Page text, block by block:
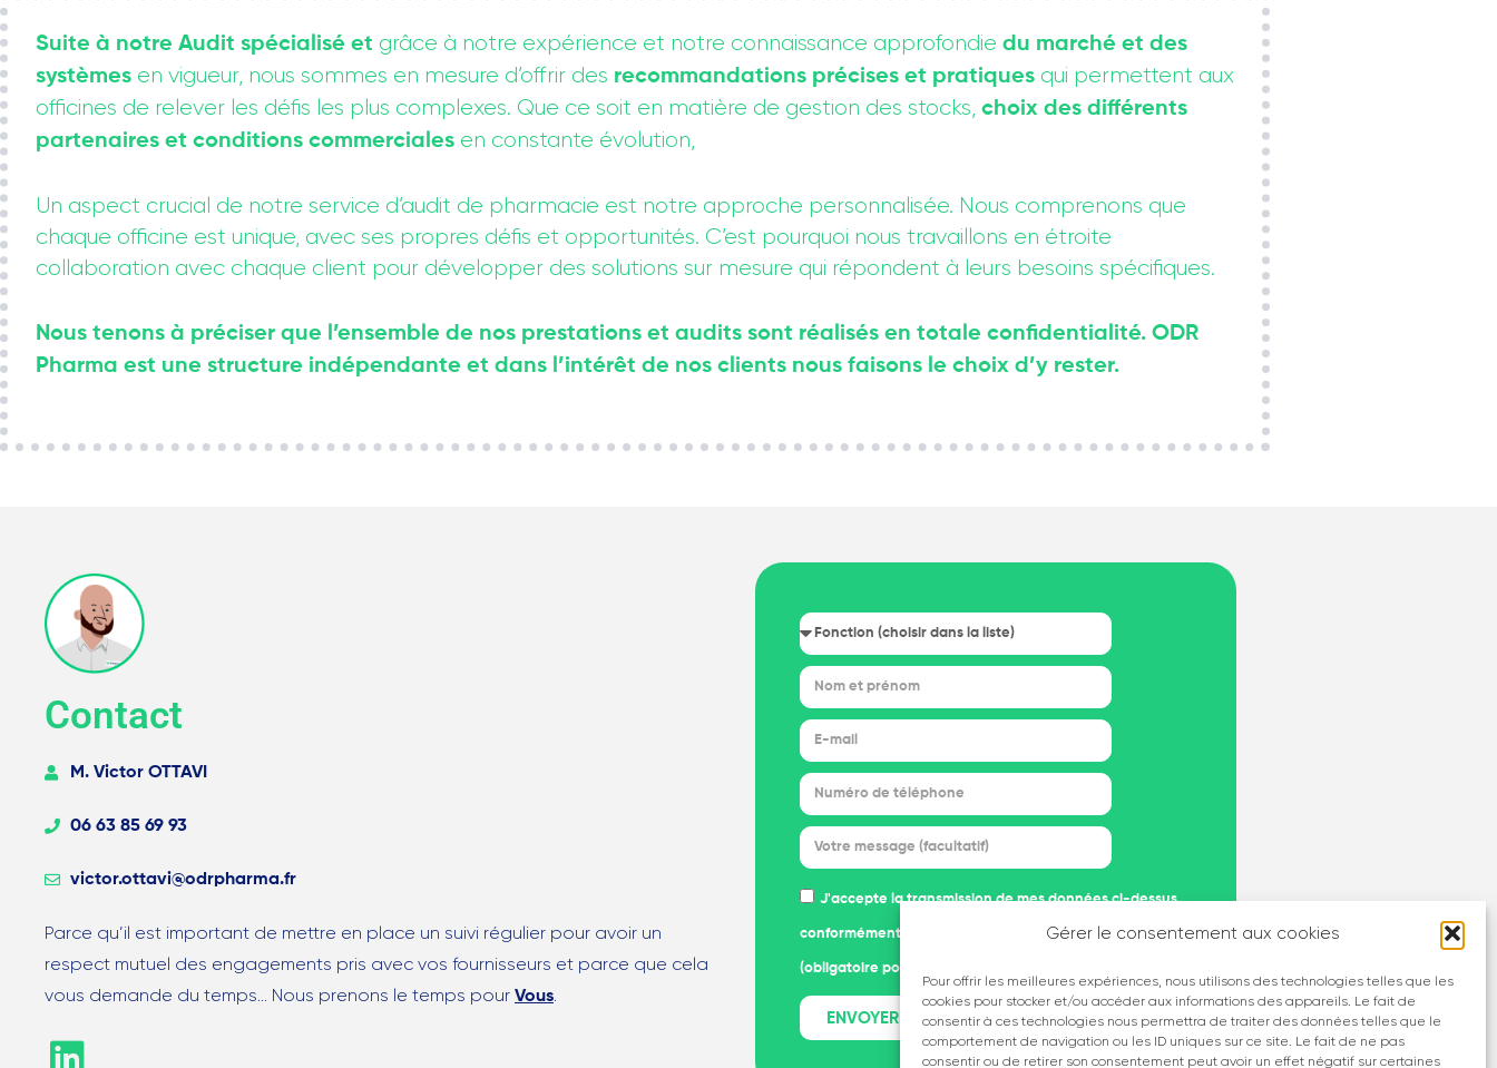
Gérer le consentement aux cookies
Pour offrir les meilleures expériences, nous utilisons des technologies telles que les
cookies pour stocker et/ou accéder aux informations des appareils. Le fait de
consentir à ces technologies nous permettra de traiter des données telles que le
comportement de navigation ou les ID uniques sur ce site. Le fait de ne pas
consentir ou de retirer son consentement peut avoir un effet négatif sur certaines
Suite à notre Audit spécialisé et grâce à notre expérience et notre connaissance approfondie du marché et des
systèmes en vigueur, nous sommes en mesure d’offrir des recommandations précises et pratiques qui permettent aux
officines de relever les défis les plus complexes. Que ce soit en matière de gestion des stocks, choix des différents
partenaires et conditions commerciales en constante évolution,
Un aspect crucial de notre service d’audit de pharmacie est notre approche personnalisée. Nous comprenons que
chaque officine est unique, avec ses propres défis et opportunités. C’est pourquoi nous travaillons en étroite
collaboration avec chaque client pour développer des solutions sur mesure qui répondent à leurs besoins spécifiques.
Nous tenons à préciser que l’ensemble de nos prestations et audits sont réalisés en totale confidentialité. ODR
Pharma est une structure indépendante et dans l’intérêt de nos clients nous faisons le choix d’y rester.
Contact
M. Victor OTTAVI
06 63 85 69 93
victor.ottavi@odrpharma.fr
Parce qu’il est important de mettre en place un suivi régulier pour avoir un
respect mutuel des engagements pris avec vos fournisseurs et parce que cela
vous demande du temps… Nous prenons le temps pour Vous.
J'accepte la transmission de mes données ci-dessus
conformément à la politique de confidentialité du site
(obligatoire pour valider le formulaire).
ENVOYER